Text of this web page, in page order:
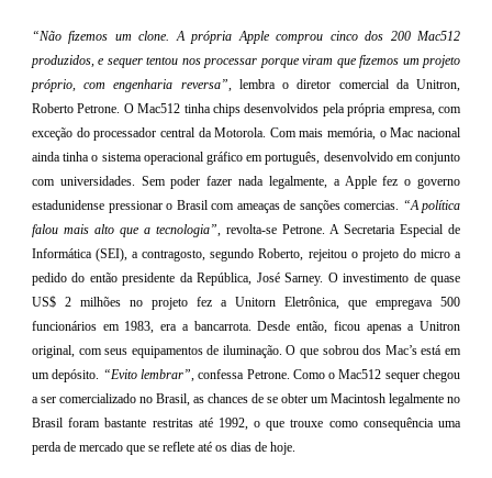
“Não fizemos um clone. A própria Apple comprou cinco dos 200 Mac512
produzidos, e sequer tentou nos processar porque viram que fizemos um projeto
próprio, com engenharia reversa” , lembra o diretor comercial da Unitron,
Roberto Petrone. O Mac512 tinha chips desenvolvidos pela própria empresa, com
exceção do processador central da Motorola. Com mais memória, o Mac nacional
ainda tinha o sistema operacional gráfico em português, desenvolvido em conjunto
com universidades. Sem poder fazer nada legalmente, a Apple fez o governo
estadunidense pressionar o Brasil com ameaças de sanções comercias. “A política
falou mais alto que a tecnologia” , revolta-se Petrone. A Secretaria Especial de
Informática (SEI), a contragosto, segundo Roberto, rejeitou o projeto do micro a
pedido do então presidente da República, José Sarney. O investimento de quase
US$ 2 milhões no projeto fez a Unitorn Eletrônica, que empregava 500
funcionários em 1983, era a bancarrota. Desde então, ficou apenas a Unitron
original, com seus equipamentos de iluminação. O que sobrou dos Mac’s está em
um depósito. “Evito lembrar” , confessa Petrone. Como o Mac512 sequer chegou
a ser comercializado no Brasil, as chances de se obter um Macintosh legalmente no
Brasil foram bastante restritas até 1992, o que trouxe como consequência uma
perda de mercado que se reflete até os dias de hoje.